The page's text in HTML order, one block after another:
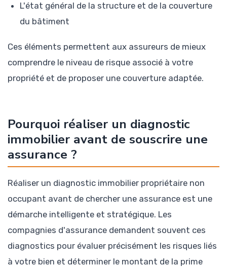
L'état général de la structure et de la couverture
du bâtiment
Ces éléments permettent aux assureurs de mieux
comprendre le niveau de risque associé à votre
propriété et de proposer une couverture adaptée.
Pourquoi réaliser un diagnostic
immobilier avant de souscrire une
assurance ?
Réaliser un diagnostic immobilier propriétaire non
occupant avant de chercher une assurance est une
démarche intelligente et stratégique. Les
compagnies d'assurance demandent souvent ces
diagnostics pour évaluer précisément les risques liés
à votre bien et déterminer le montant de la prime